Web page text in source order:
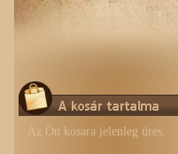
Az Ön kosara jelenleg üres.